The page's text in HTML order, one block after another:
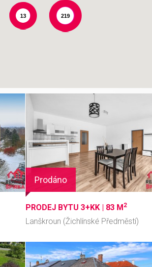
219
13
Prodáno
PRODEJ BYTU 3+KK | 83 M2
Lanškroun (Žichlínské Předměstí)